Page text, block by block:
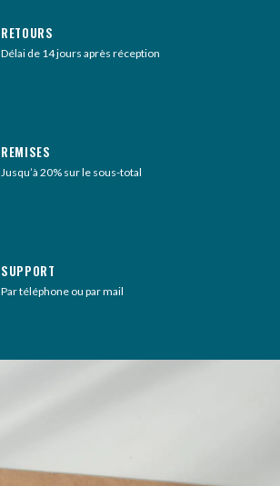
RETOURS
Délai de 14 jours après réception
REMISES
Jusqu’à 20% sur le sous-total
SUPPORT
Par téléphone ou par mail